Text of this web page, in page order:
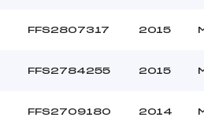
FFS2807317 2015
FFS2784255 2015
FFS2709180 2014